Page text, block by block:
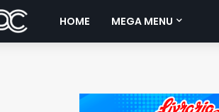
HOME MEGA MENU